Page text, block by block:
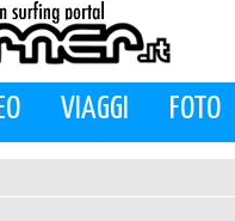
VIAGGI FOTO